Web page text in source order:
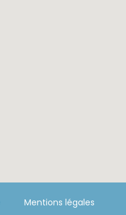
Mentions légales